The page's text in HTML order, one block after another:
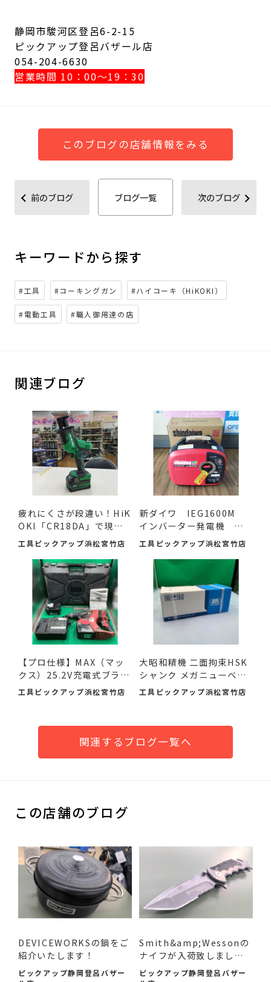
静岡市駿河区登呂6-2-15
ピックアップ登呂バザール店
054-204-6630
営業時間 10：00～19：30
このブログの店舗情報をみる
前のブログ ブログ一覧 次のブログ
キーワードから探す
#工具 #コーキングガン #ハイコーキ（HiKOKI）
#電動工具 #職人御用達の店
関連ブログ
疲れにくさが段違い！HiK
OKI「CR18DA」で現場
の作...
工具ピックアップ浜松宮竹店
新ダイワ IEG1600M
インバーター発電機 入
荷し...
工具ピックアップ浜松宮竹店
【プロ仕様】MAX（マッ
クス）25.2V充電式ブラシ
レ...
工具ピックアップ浜松宮竹店
大昭和精機 二面拘束HSK
シャンク メガニューベビ
ー...
工具ピックアップ浜松宮竹店
関連するブログ一覧へ
この店舗のブログ
DEVICEWORKSの鍋をご
紹介いたします！
ピックアップ静岡登呂バザー
Smith&amp;Wessonの
ナイフが入荷致しまし
た！
ピックアップ静岡登呂バザー